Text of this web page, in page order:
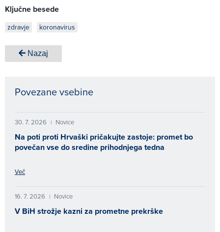
Ključne besede
zdravje koronavirus
Nazaj
Povezane vsebine
30. 7. 2026 | Novice
Na poti proti Hrvaški pričakujte zastoje: promet bo
povečan vse do sredine prihodnjega tedna
Več
16. 7. 2026 | Novice
V BiH strožje kazni za prometne prekrške